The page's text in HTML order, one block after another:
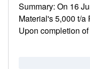
Summary: On 16
Material's 5,000 t/
Upon completion